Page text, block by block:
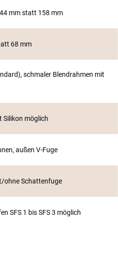
mm statt 158 mm
68 mm
Silikon möglich
außen V-Fuge
ohne Schattenfuge
SFS 1 bis SFS 3 möglich